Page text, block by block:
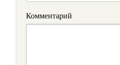
Комментарий